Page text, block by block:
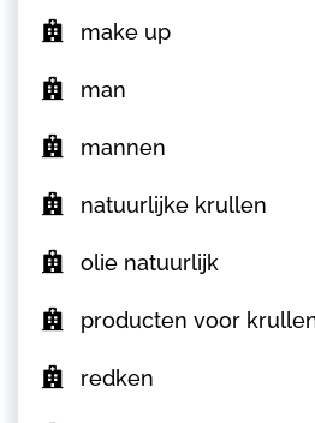
make up
man
mannen
natuurlijke krullen
olie natuurlijk
producten voor
redken